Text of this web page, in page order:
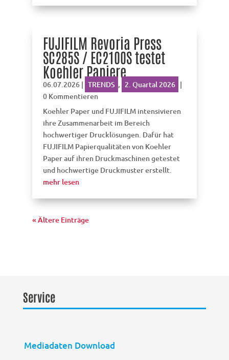
FUJIFILM Revoria Press
SC285S / EC2100S testet
Koehler Papiere
06.07.2026| TRENDS , 2. Quartal 2026 |
0 Kommentieren
Koehler Paper und FUJIFILM intensivieren
ihre Zusammenarbeit im Bereich
hochwertiger Drucklösungen. Dafür hat
FUJIFILM Papierqualitäten von Koehler
Paper auf ihren Druckmaschinen getestet
und hochwertige Druckmuster erstellt.
mehr lesen
« Ältere Einträge
Service
Mediadaten Download